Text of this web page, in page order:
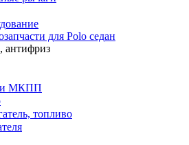
для Polo седан
антифриз
и МКПП
топливо